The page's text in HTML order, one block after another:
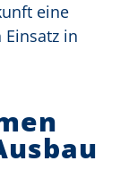
eine
in